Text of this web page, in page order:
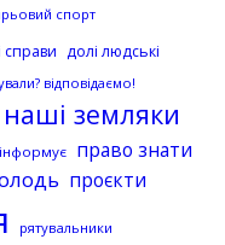
спорт
справи долі людські
відповідаємо!
наші земляки
інформує право знати
проєкти
рятувальники